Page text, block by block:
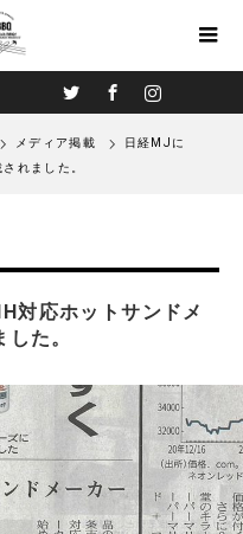
メディア掲載
日経MJに
れました。
対応ホットサンドメ
た。